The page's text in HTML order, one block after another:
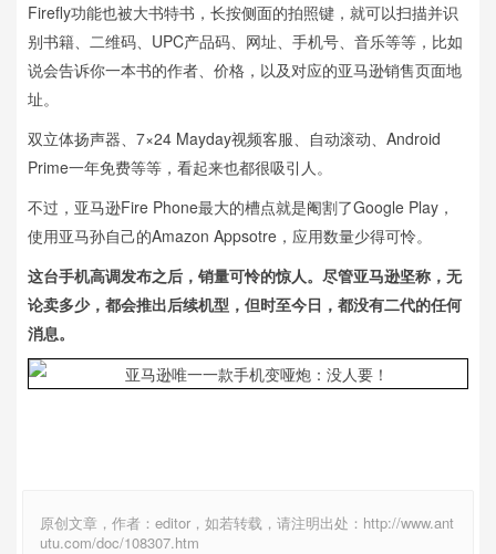
Firefly功能也被大书特书，长按侧面的拍照键，就可以扫描并识
别书籍、二维码、UPC产品码、网址、手机号、音乐等等，比如
说会告诉你一本书的作者、价格，以及对应的亚马逊销售页面地
址。
双立体扬声器、7×24 Mayday视频客服、自动滚动、Android
Prime一年免费等等，看起来也都很吸引人。
不过，亚马逊Fire Phone最大的槽点就是阉割了Google Play，
使用亚马孙自己的Amazon Appsotre，应用数量少得可怜。
这台手机高调发布之后，销量可怜的惊人。尽管亚马逊坚称，无
论卖多少，都会推出后续机型，但时至今日，都没有二代的任何
消息。
原创文章，作者：editor，如若转载，请注明出处：http://www.ant
utu.com/doc/108307.htm